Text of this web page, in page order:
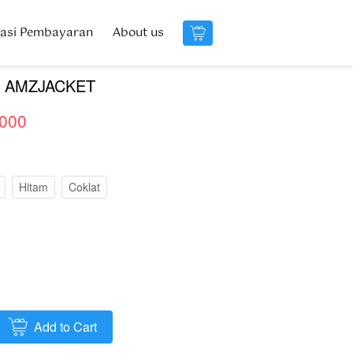
Pembayaran About us `
Pembayaran About us `
Hitam
Coklat
` Add to Cart